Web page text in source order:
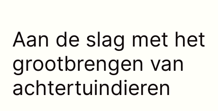
Aan de slag met het
grootbrengen van
achtertuindieren